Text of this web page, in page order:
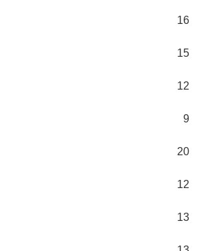
16
15
12
9
20
12
13